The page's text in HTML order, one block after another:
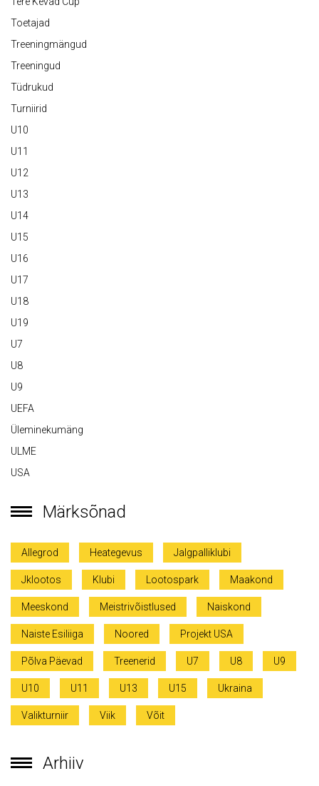
Toetajad
Treeningmängud
Treeningud
Tüdrukud
Turniirid
U10
U11
U12
U13
U14
U15
U16
U17
U18
U19
U7
U8
U9
UEFA
Üleminekumäng
ULME
USA
Märksõnad
Allegrod Heategevus Jalgpalliklubi
Jklootos Klubi Lootospark Maakond
Meeskond Meistrivõistlused Naiskond
Naiste Esiliiga Noored Projekt USA
Põlva Päevad Treenerid U7 U8 U9
U10 U11 U13 U15 Ukraina
Valikturniir Viik Võit
Arhiiv